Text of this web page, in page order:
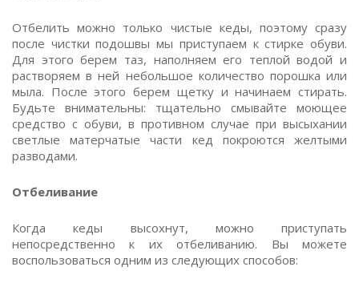
Отбелить можно только чистые кеды, поэтому сразу
после чистки подошвы мы приступаем к стирке обуви.
Для этого берем таз, наполняем его теплой водой и
растворяем в ней небольшое количество порошка или
мыла. После этого берем щетку и начинаем стирать.
Будьте внимательны: тщательно смывайте моющее
средство с обуви, в противном случае при высыхании
светлые матерчатые части кед покроются желтыми
разводами.
Отбеливание
Когда кеды высохнут, можно приступать
непосредственно к их отбеливанию. Вы можете
воспользоваться одним из следующих способов: